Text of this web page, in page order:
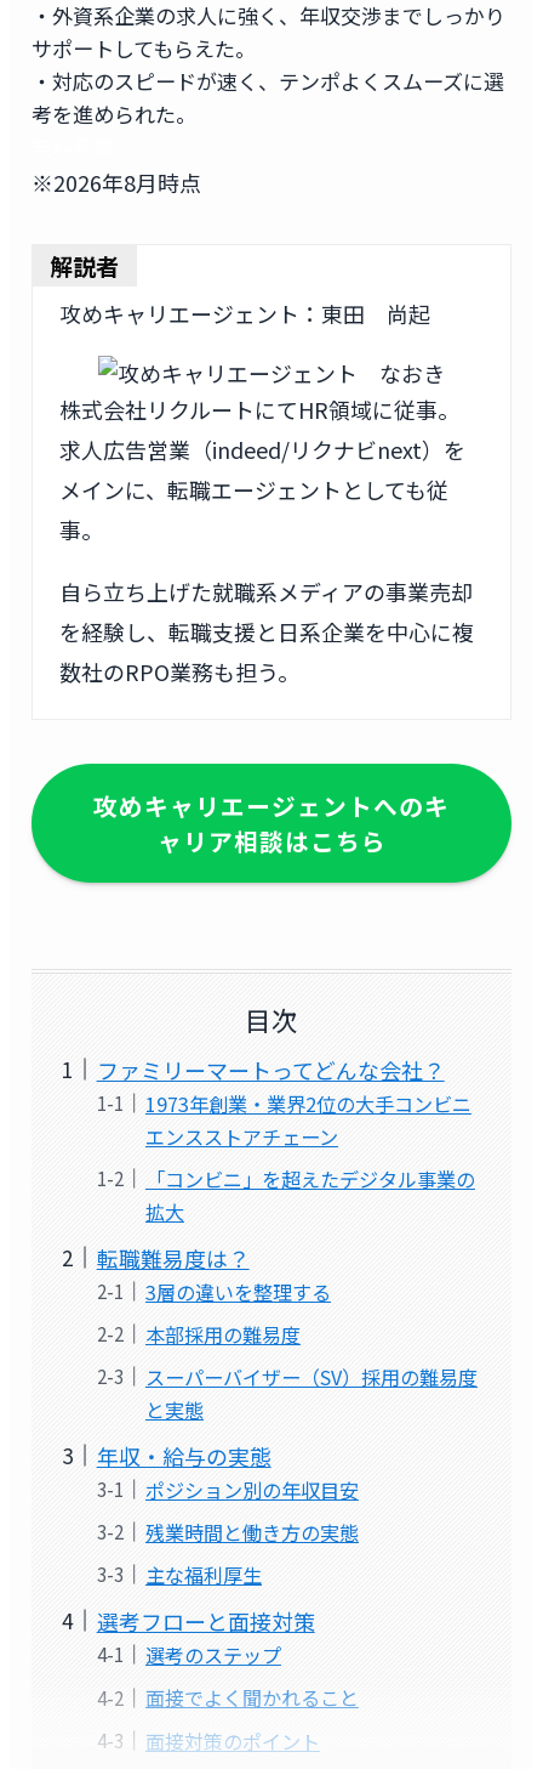
・外資系企業の求人に強く、年収交渉までしっかり
サポートしてもらえた。
・対応のスピードが速く、テンポよくスムーズに選
考を進められた。
※2026年8月時点
解説者
攻めキャリエージェント：東田 尚起
株式会社リクルートにてHR領域に従事。
求人広告営業（indeed/リクナビnext）を
メインに、転職エージェントとしても従
事。
自ら立ち上げた就職系メディアの事業売却
を経験し、転職支援と日系企業を中心に複
数社のRPO業務も担う。
攻めキャリエージェントへのキ
ャリア相談はこちら
目次
ファミリーマートってどんな会社？
1973年創業・業界2位の大手コンビニ
エンスストアチェーン
「コンビニ」を超えたデジタル事業の
拡大
転職難易度は？
3層の違いを整理する
本部採用の難易度
スーパーバイザー（SV）採用の難易度
と実態
年収・給与の実態
ポジション別の年収目安
残業時間と働き方の実態
主な福利厚生
選考フローと面接対策
選考のステップ
面接でよく聞かれること
面接対策のポイント